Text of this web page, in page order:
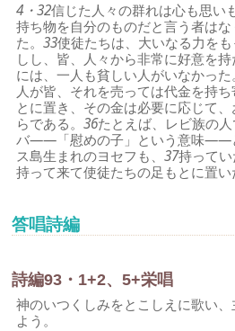
4・32信じた人々の群れは心も思い
持ち物を自分のものだと言う者は
た。33使徒たちは、大いなる力を
しし、皆、人々から非常に好意を
には、一人も貧しい人がいなかっ
人が皆、それを売っては代金を持
とに置き、その金は必要に応じて
らである。36たとえば、レビ族の
バ――「慰めの子」という意味――
ス島生まれのヨセフも、37持って
持って来て使徒たちの足もとに置い
答唱詩編
詩編93・1+2、5+栄唱
神のいつくしみをとこしえに歌い
よう。